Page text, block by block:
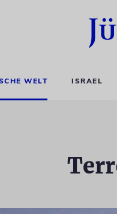
WELT ISRAEL